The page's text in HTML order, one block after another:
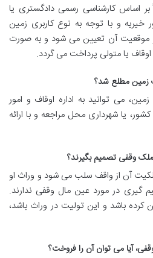
بر اساس کارشناسی رسمی دادگستری یا
خیریه و با توجه به نوع کاربری زمین
موقعیت آن تعیین می شود و به صورت
اوقاف یا متولی پرداخت می گردد.
زمین مطلع شد؟
می توانید به اداره اوقاف و امور
یا شهرداری محل مراجعه و با ارائه
ملک وقفی تصمیم بگیرند؟
آن از واقف سلب می شود و وراث او
گیری در مورد عین مال وقفی ندارند.
کرده باشد و این تولیت در وراث باشد،
آیا می توان آن را فروخت؟